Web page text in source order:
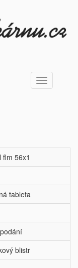
Toggle
navigation
56x1
tableta
blistr